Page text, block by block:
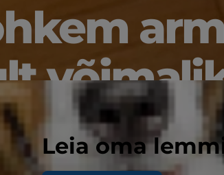
Leia oma